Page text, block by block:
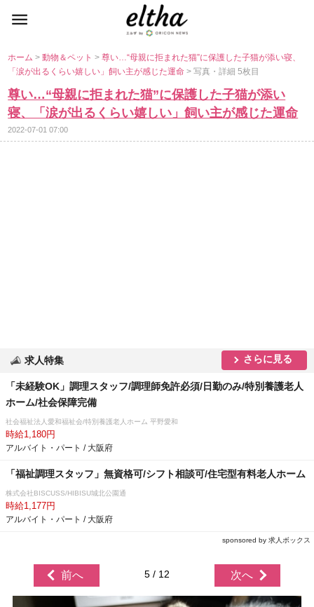
ホーム>動物＆ペット>尊い…“母親に拒まれた猫”に保護した子猫が添い寝、
「涙が出るくらい嬉しい」飼い主が感じた運命> 写真・詳細 5枚目
尊い…“母親に拒まれた猫”に保護した子猫が添い
寝、「涙が出るくらい嬉しい」飼い主が感じた運命
2022-07-01 07:00
求人特集 さらに見る
「未経験OK」調理スタッフ/調理師免許必須/日勤のみ/特別養護老人
ホーム/社会保障完備
社会福祉法人愛和福祉会/特別養護老人ホーム 平野愛和
時給1,180円
アルバイト・パート / 大阪府
「福祉調理スタッフ」無資格可/シフト相談可/住宅型有料老人ホーム
株式会社BISCUSS/HIBISU城北公園通
時給1,177円
アルバイト・パート / 大阪府
sponsored by 求人ボックス
前へ 5 / 12 次へ